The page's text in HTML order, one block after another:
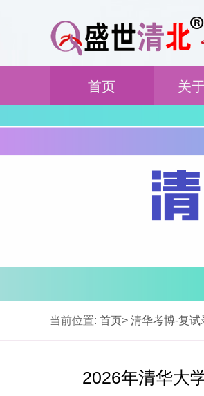
首页 关
当前位置: 首页> 清华考博-复试
2026年清华大